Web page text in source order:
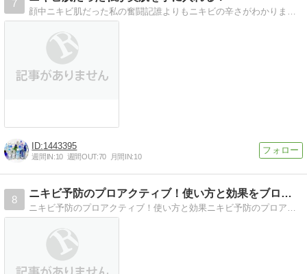
7
1443395
週間IN:10 週間OUT:70 月間IN:10
8
ニキビ予防のプロアクティブ！使い方と効果をブログで